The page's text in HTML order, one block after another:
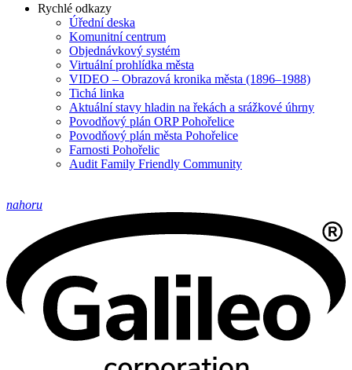
Rychlé odkazy
Úřední deska
Komunitní centrum
Objednávkový systém
Virtuální prohlídka města
VIDEO – Obrazová kronika města (1896–1988)
Tichá linka
Aktuální stavy hladin na řekách a srážkové úhrny
Povodňový plán ORP Pohořelice
Povodňový plán města Pohořelice
Farnosti Pohořelic
Audit Family Friendly Community
nahoru